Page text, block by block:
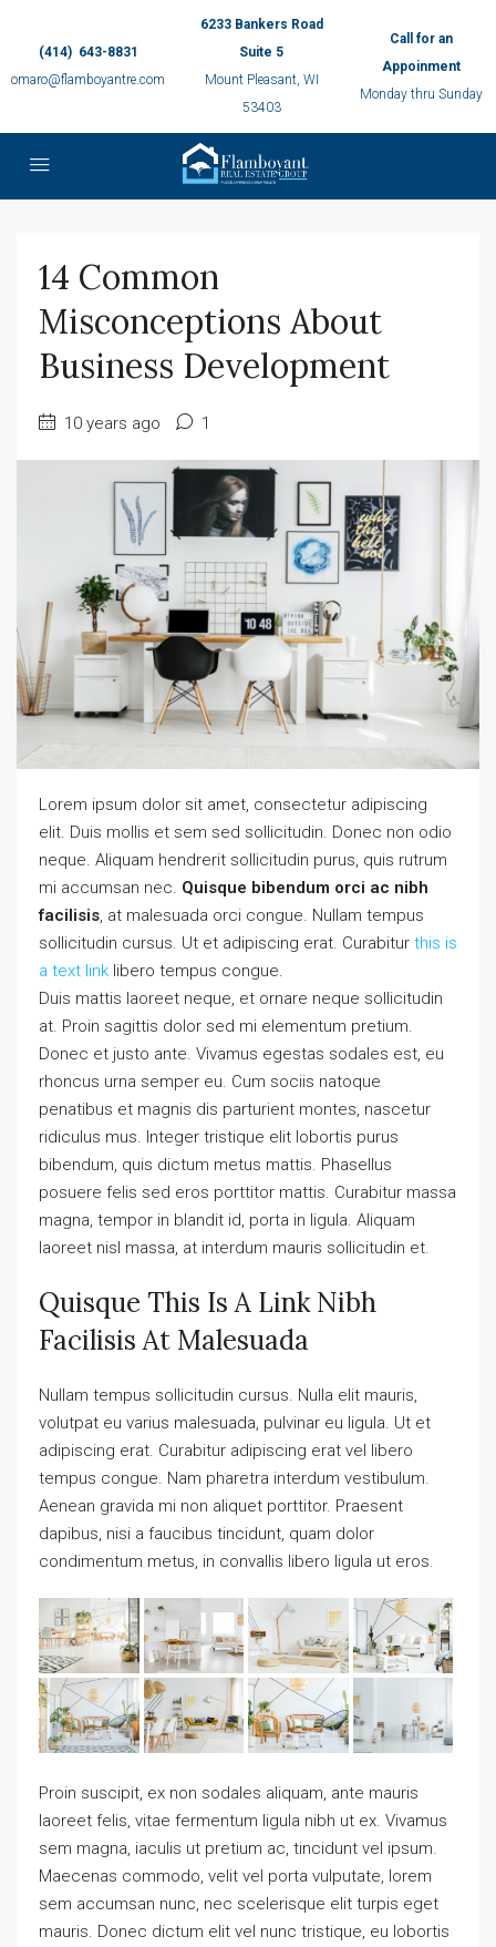
(414) 643-8831
omaro@flamboyantre.com
6233 Bankers Road
Suite 5
Mount Pleasant, WI
53403
Call for an
Appoinment
Monday thru Sunday
14 Common
Misconceptions About
Business Development
10 years ago 1
Lorem ipsum dolor sit amet, consectetur adipiscing
elit. Duis mollis et sem sed sollicitudin. Donec non odio
neque. Aliquam hendrerit sollicitudin purus, quis rutrum
mi accumsan nec. Quisque bibendum orci ac nibh
facilisis, at malesuada orci congue. Nullam tempus
sollicitudin cursus. Ut et adipiscing erat. Curabitur this is
a text link libero tempus congue.
Duis mattis laoreet neque, et ornare neque sollicitudin
at. Proin sagittis dolor sed mi elementum pretium.
Donec et justo ante. Vivamus egestas sodales est, eu
rhoncus urna semper eu. Cum sociis natoque
penatibus et magnis dis parturient montes, nascetur
ridiculus mus. Integer tristique elit lobortis purus
bibendum, quis dictum metus mattis. Phasellus
posuere felis sed eros porttitor mattis. Curabitur massa
magna, tempor in blandit id, porta in ligula. Aliquam
laoreet nisl massa, at interdum mauris sollicitudin et.
Quisque This Is A Link Nibh
Facilisis At Malesuada
Nullam tempus sollicitudin cursus. Nulla elit mauris,
volutpat eu varius malesuada, pulvinar eu ligula. Ut et
adipiscing erat. Curabitur adipiscing erat vel libero
tempus congue. Nam pharetra interdum vestibulum.
Aenean gravida mi non aliquet porttitor. Praesent
dapibus, nisi a faucibus tincidunt, quam dolor
condimentum metus, in convallis libero ligula ut eros.
Proin suscipit, ex non sodales aliquam, ante mauris
laoreet felis, vitae fermentum ligula nibh ut ex. Vivamus
sem magna, iaculis ut pretium ac, tincidunt vel ipsum.
Maecenas commodo, velit vel porta vulputate, lorem
sem accumsan nunc, nec scelerisque elit turpis eget
mauris. Donec dictum elit vel nunc tristique, eu lobortis